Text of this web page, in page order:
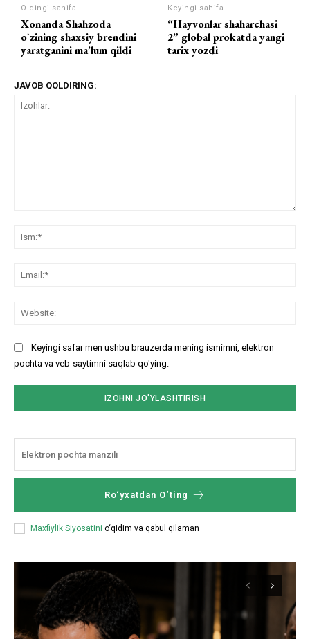
Oldingi sahifa
Xonanda Shahzoda
oʻzining shaxsiy brendini
yaratganini ma’lum qildi
Keyingi sahifa
“Hayvonlar shaharchasi
2” global prokatda yangi
tarix yozdi
JAVOB QOLDIRING:
Keyingi safar men ushbu brauzerda mening ismimni, elektron
pochta va veb-saytimni saqlab qo'ying.
Ro‘yxatdan O‘ting
Maxfiylik Siyosatini o‘qidim va qabul qilaman